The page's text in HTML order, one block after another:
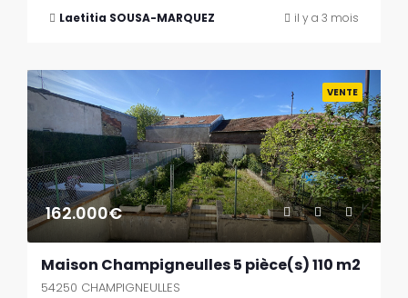
Laetitia SOUSA-MARQUEZ il y a 3 mois
VENTE
162.000€
Previous Next
Maison Champigneulles 5 pièce(s) 110 m2
54250 CHAMPIGNEULLES